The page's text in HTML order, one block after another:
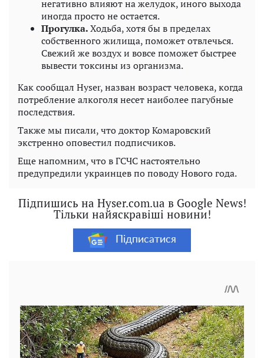
негативно влияют на желудок, иного выхода
иногда просто не остается.
Прогулка.Ходьба, хотя бы в пределах
собственного жилища, поможет отвлечься.
Свежий же воздух и вовсе поможет быстрее
вывести токсины из организма.
Как сообщал Hyser, назван возраст человека, когда
потребление алкоголя несет наиболее пагубные
последствия.
Также мы писали, что доктор Комаровский
экстренно оповестил подписчиков.
Еще напомним, что в ГСЧС настоятельно
предупредили украинцев по поводу Нового года.
Підпишись на Hyser.com.ua в Google News!
Тільки найяскравіші новини!
Підписатися